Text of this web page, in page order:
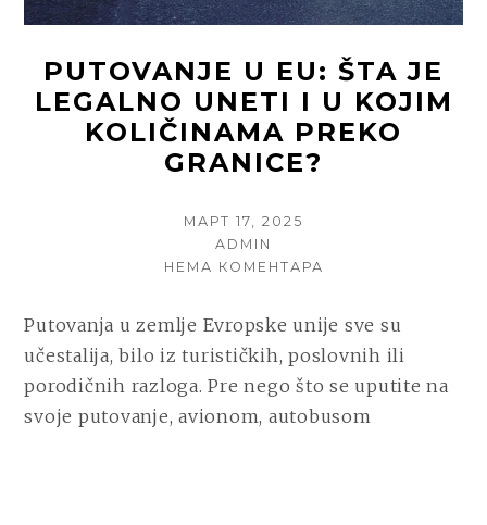
PUTOVANJE U EU: ŠTA JE
LEGALNO UNETI I U KOJIM
KOLIČINAMA PREKO
GRANICE?
POSTED
МАРТ 17, 2025
AUTHOR
ADMIN
НЕМА КОМЕНТАРА
EU:
ŠTA
JE
UNETI
Putovanja u zemlje Evropske unije sve su
učestalija, bilo iz turističkih, poslovnih ili
porodičnih razloga. Pre nego što se uputite na
svoje putovanje, avionom, autobusom